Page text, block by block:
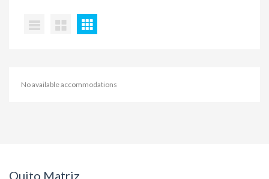
No available accommodations
Quito Matriz